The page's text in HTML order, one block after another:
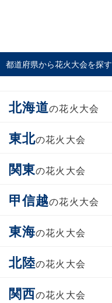
都道府県から花火大会を探す
北海道の花火大会
東北の花火大会
関東の花火大会
甲信越の花火大会
東海の花火大会
北陸の花火大会
関西の花火大会